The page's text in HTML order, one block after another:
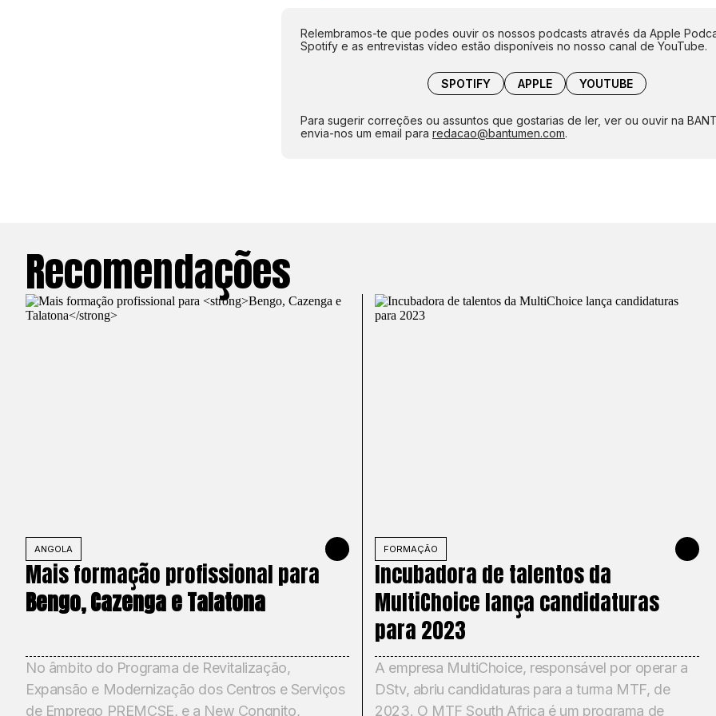
Relembramos-te que podes ouvir os nossos podcasts através da Apple
Spotify e as entrevistas vídeo estão disponíveis no nosso canal de YouTube.
SPOTIFY APPLE YOUTUBE
Para sugerir correções ou assuntos que gostarias de ler, ver ou ouvir na
envia-nos um email para redacao@bantumen.com.
Recomendações
ANGOLA FEBRUARY 8, 2023
Mais formação profissional para
Bengo, Cazenga e Talatona
No âmbito do Programa de Revitalização,
Expansão e Modernização dos Centros e Serviços
de Emprego PREMCSE, e a New Congnito,
FORMAÇÃO MAY 12,
Incubadora de talentos da
MultiChoice lança candidaturas
para 2023
A empresa MultiChoice, responsável por operar a
DStv, abriu candidaturas para a turma MTF, de
2023. O MTF South Africa é um programa de